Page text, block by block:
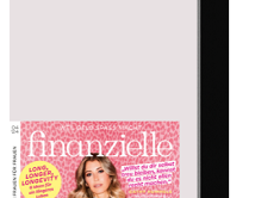
Zum Anfang der Bildergalerie
Ich und mein